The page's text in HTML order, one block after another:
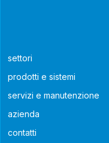
settori
prodotti e sistemi
servizi e manutenzione
azienda
contatti